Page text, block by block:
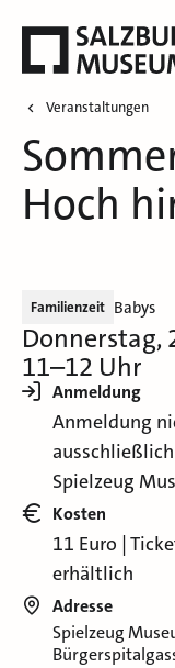
Veranstaltungen
Hoch
Familienzeit Babys
Donnerstag,
11–12 Uhr
Anmeldung
Anmeldung
Spielzeug
Kosten
11 Euro |
erhältlich
Adresse
Spielzeug